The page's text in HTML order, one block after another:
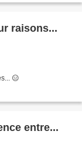
raisons...
😑
entre...